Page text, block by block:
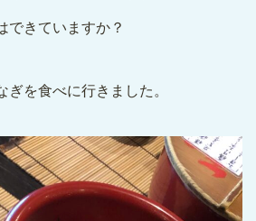
できていますか？
を食べに行きました。